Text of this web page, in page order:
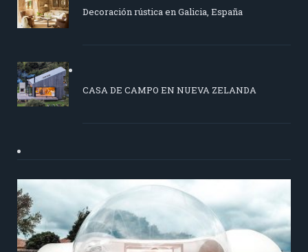
Decoración rústica en Galicia, España
CASA DE CAMPO EN NUEVA ZELANDA